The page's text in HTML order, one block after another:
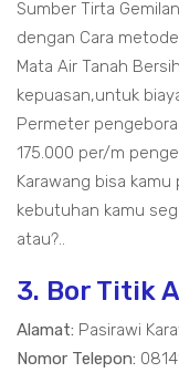
Sumber Tirta
dengan Cara
Mata Air Tanah
kepuasan,untuk
Permeter
175.000 per/m
Karawang bisa
kebutuhan kamu
atau?..
3. Bor Titik
Alamat: Pasirawi
Nomor Telepon: